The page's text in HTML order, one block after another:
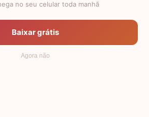
para você
no seu celular toda manhã
Baixar grátis
Agora não